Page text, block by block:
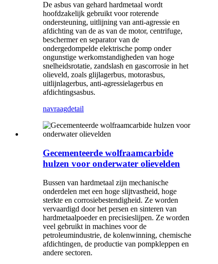
De asbus van gehard hardmetaal wordt
hoofdzakelijk gebruikt voor roterende
ondersteuning, uitlijning van anti-agressie en
afdichting van de as van de motor, centrifuge,
beschermer en separator van de
ondergedompelde elektrische pomp onder
ongunstige werkomstandigheden van hoge
snelheidsrotatie, zandslash en gascorrosie in het
olieveld, zoals glijlagerbus, motorasbus,
uitlijnlagerbus, anti-agressielagerbus en
afdichtingsasbus.
navraagdetail
Gecementeerde wolfraamcarbide
hulzen voor onderwater olievelden
Bussen van hardmetaal zijn mechanische
onderdelen met een hoge slijtvastheid, hoge
sterkte en corrosiebestendigheid. Ze worden
vervaardigd door het persen en sinteren van
hardmetaalpoeder en precisieslijpen. Ze worden
veel gebruikt in machines voor de
petroleumindustrie, de kolenwinning, chemische
afdichtingen, de productie van pompkleppen en
andere sectoren.